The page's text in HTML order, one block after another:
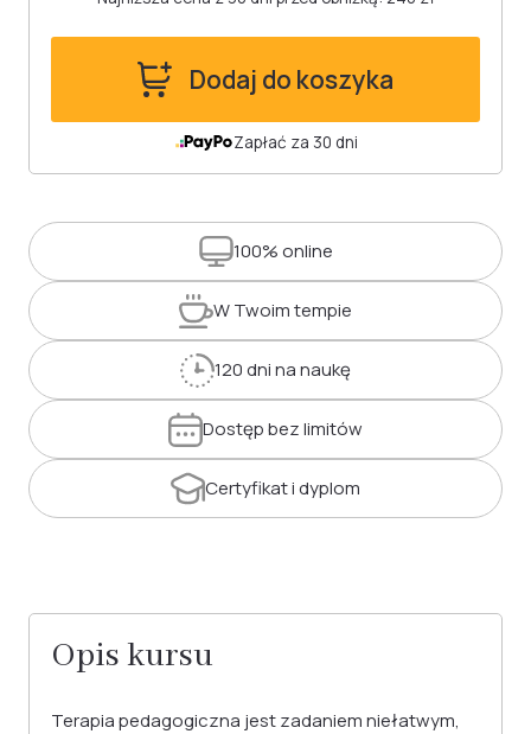
Dodaj do koszyka
Zapłać za 30 dni
100%online
W Twoimtempie
120 dnina naukę
Dostępbez limitów
Certyfikati dyplom
Opis kursu
Terapia pedagogiczna jest zadaniem niełatwym,